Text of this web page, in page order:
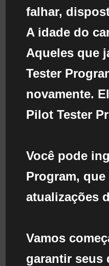
falhar,
A idade do
Aqueles que
Tester
novamente.
Pilot Tester
Você pode
Program,
atualizações
Vamos
garantir seus